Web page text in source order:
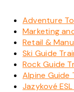
Adventure
Marketing
Retail &
Ski Guide
Rock Guide
Alpine Guide
Jazykové